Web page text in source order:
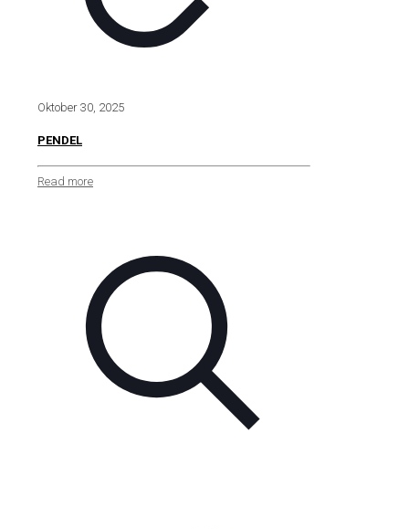
Oktober 30, 2025
PENDEL
Read more